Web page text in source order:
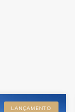
LANÇAMENTO